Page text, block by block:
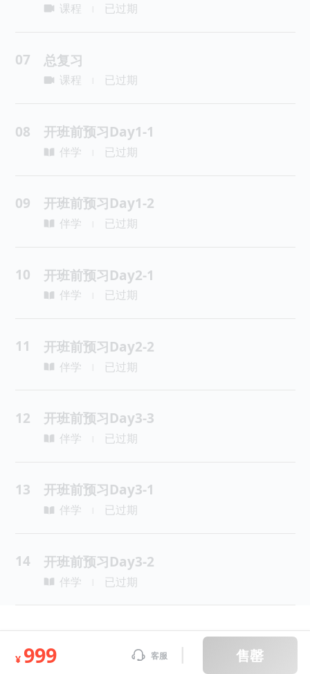
课程 已过期
07 总复习
课程 已过期
08 开班前预习Day1-1
伴学 已过期
09 开班前预习Day1-2
伴学 已过期
10 开班前预习Day2-1
伴学 已过期
11 开班前预习Day2-2
伴学 已过期
12 开班前预习Day3-3
伴学 已过期
13 开班前预习Day3-1
伴学 已过期
14 开班前预习Day3-2
伴学 已过期
¥ 999 客服 售罄